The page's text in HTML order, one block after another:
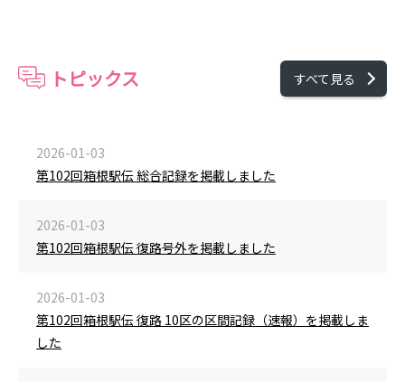
トピックス すべて見る
2026-01-03
第102回箱根駅伝 総合記録を掲載しました
2026-01-03
第102回箱根駅伝 復路号外を掲載しました
2026-01-03
第102回箱根駅伝 復路 10区の区間記録（速報）を掲載しま
した